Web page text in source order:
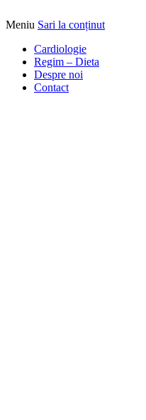
DrBendo.ro
Alimentatia sa iti
Meniu Sari la conținut
Cardiologie
Regim – Dieta
Despre noi
Contact